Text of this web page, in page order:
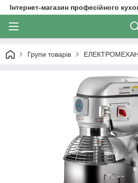
Інтернет-магазин професійного
Групи товарів